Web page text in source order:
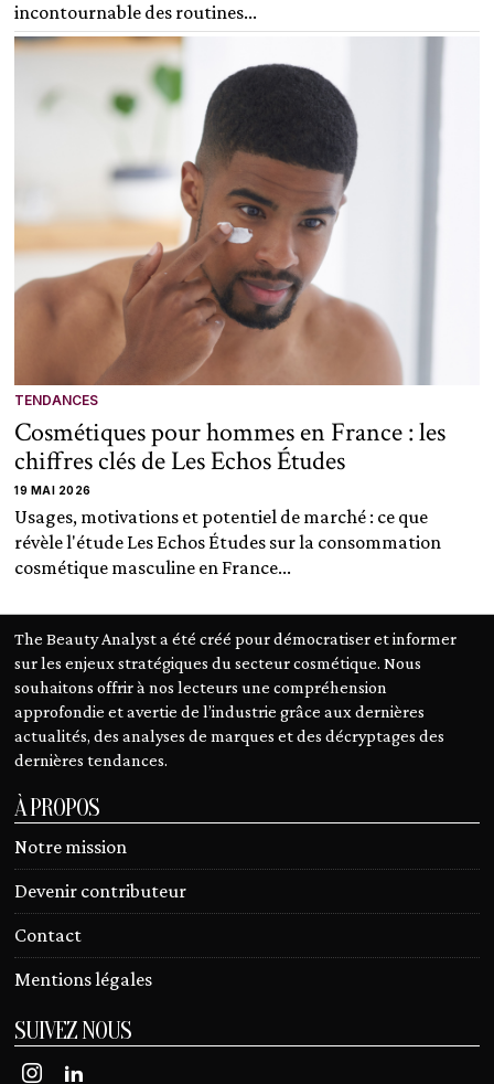
incontournable des routines...
TENDANCES
Cosmétiques pour hommes en France : les
chiffres clés de Les Echos Études
19 MAI 2026
Usages, motivations et potentiel de marché : ce que
révèle l'étude Les Echos Études sur la consommation
cosmétique masculine en France...
The Beauty Analyst a été créé pour démocratiser et informer
sur les enjeux stratégiques du secteur cosmétique. Nous
souhaitons offrir à nos lecteurs une compréhension
approfondie et avertie de l’industrie grâce aux dernières
actualités, des analyses de marques et des décryptages des
dernières tendances.
À PROPOS
Notre mission
Devenir contributeur
Contact
Mentions légales
SUIVEZ NOUS